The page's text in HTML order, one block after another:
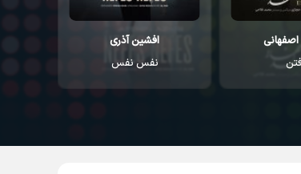
آذری
نفس
ایوان بند
خدارو داریم